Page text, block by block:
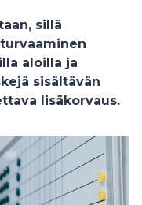
sillä
aloilla ja
sisältävän
lisäkorvaus.